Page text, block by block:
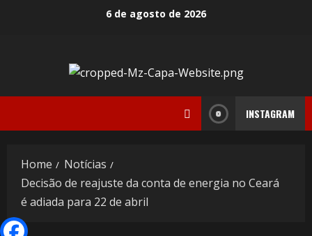
6 de agosto de 2026
INSTAGRAM
Home
Notícias
Decisão de reajuste da conta de energia no Ceará
é adiada para 22 de abril